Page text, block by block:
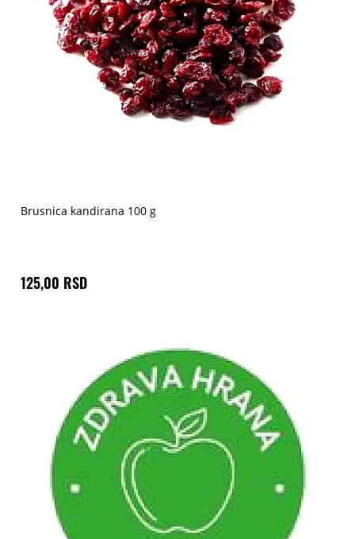
Brusnica kandirana 100 g
125,00 RSD